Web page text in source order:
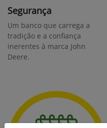
Segurança
Um banco que carrega a
tradição e a confiança
inerentes à marca John
Deere.